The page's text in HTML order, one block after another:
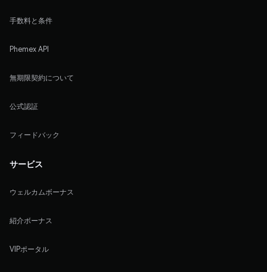
手数料と条件
Phemex API
無期限契約について
公式認証
フィードバック
サービス
ウェルカムボーナス
紹介ボーナス
VIPポータル